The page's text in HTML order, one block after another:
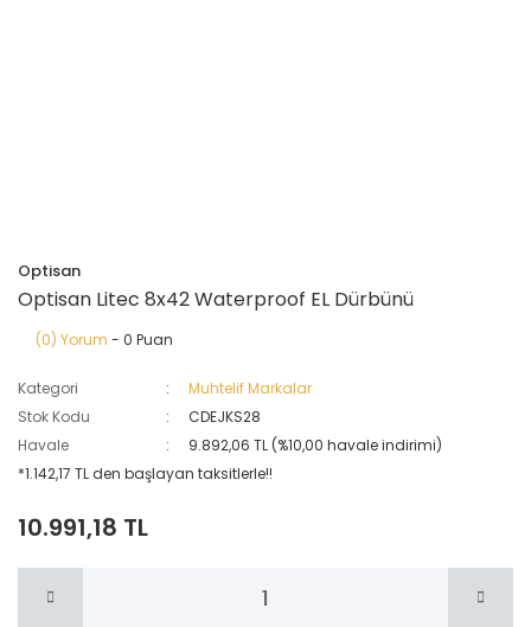
Optisan
Optisan Litec 8x42 Waterproof EL Dürbünü
(0) Yorum - 0 Puan
Kategori
Muhtelif Markalar
Stok Kodu
CDEJKS28
Havale
9.892,06 TL (%10,00 havale indirimi)
*1.142,17 TL den başlayan taksitlerle!!
10.991,18 TL